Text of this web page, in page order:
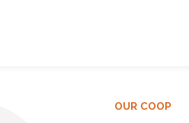
OUR COOP